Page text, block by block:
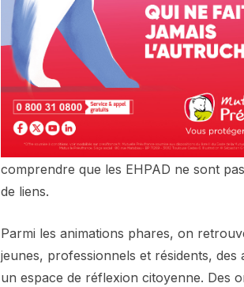
comprendre que les EHPAD ne sont
de liens.
Parmi les animations phares, on
jeunes, professionnels et résidents, des
un espace de réflexion citoyenne. Des